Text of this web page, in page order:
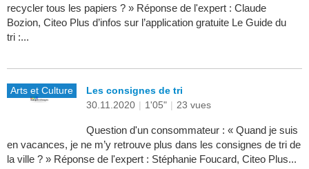
recycler tous les papiers ? » Réponse de l'expert : Claude
Bozion, Citeo Plus d’infos sur l’application gratuite Le Guide du
tri :...
Arts et Culture
Les consignes de tri
30.11.2020 | 1'05" | 23 vues
Question d'un consommateur : « Quand je suis
en vacances, je ne m’y retrouve plus dans les consignes de tri de
la ville ? » Réponse de l'expert : Stéphanie Foucard, Citeo Plus...